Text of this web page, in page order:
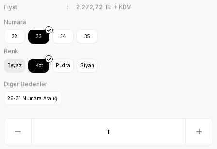
Fiyat
2.272,72 TL + KDV
Numara
32 33 34 35
Renk
Beyaz Kot Pudra Siyah
Diğer Bedenler
26-31 Numara Aralığı